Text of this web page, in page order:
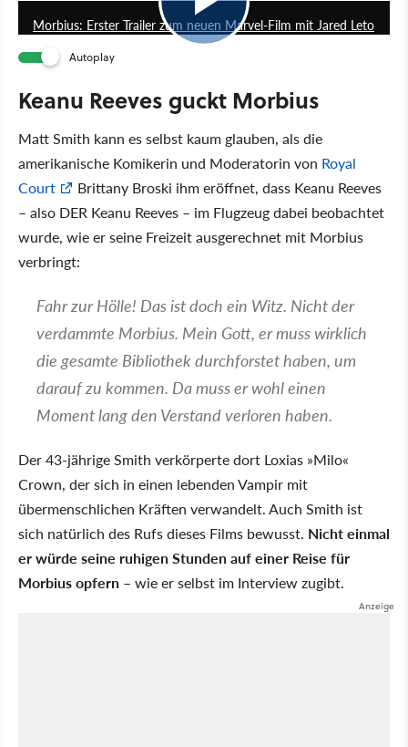
Morbius: Erster Trailer zum neuen Marvel-Film mit Jared Leto
Autoplay
Keanu Reeves guckt Morbius
Matt Smith kann es selbst kaum glauben, als die
amerikanische Komikerin und Moderatorin von Royal
Court
Brittany Broski ihm eröffnet, dass Keanu Reeves
– also DER Keanu Reeves – im Flugzeug dabei beobachtet
wurde, wie er seine Freizeit ausgerechnet mit Morbius
verbringt:
Fahr zur Hölle! Das ist doch ein Witz. Nicht der
verdammte Morbius. Mein Gott, er muss wirklich
die gesamte Bibliothek durchforstet haben, um
darauf zu kommen. Da muss er wohl einen
Moment lang den Verstand verloren haben.
Der 43-jährige Smith verkörperte dort Loxias Milo
Crown, der sich in einen lebenden Vampir mit
übermenschlichen Kräften verwandelt. Auch Smith ist
sich natürlich des Rufs dieses Films bewusst. Nicht einmal
er würde seine ruhigen Stunden auf einer Reise für
Morbius opfern – wie er selbst im Interview zugibt.